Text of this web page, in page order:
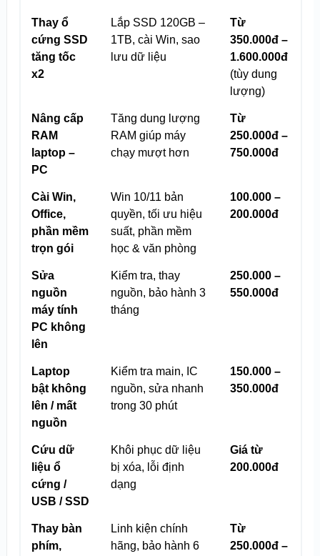
Thay ổ
cứng SSD
tăng tốc
x2
Lắp SSD 120GB –
1TB, cài Win, sao
lưu dữ liệu
Từ
350.000đ –
1.600.000đ
(tùy dung
lượng)
Nâng cấp
RAM
laptop –
PC
Tăng dung lượng
RAM giúp máy
chạy mượt hơn
Từ
250.000đ –
750.000đ
Cài Win,
Office,
phần mềm
trọn gói
Win 10/11 bản
quyền, tối ưu hiệu
suất, phần mềm
học & văn phòng
100.000 –
200.000đ
Sửa
nguồn
máy tính
PC không
lên
Kiểm tra, thay
nguồn, bảo hành 3
tháng
250.000 –
550.000đ
Laptop
bật không
lên / mất
nguồn
Kiểm tra main, IC
nguồn, sửa nhanh
trong 30 phút
150.000 –
350.000đ
Cứu dữ
liệu ổ
cứng /
USB / SSD
Khôi phục dữ liệu
bị xóa, lỗi định
dạng
Giá từ
200.000đ
Thay bàn
phím,
Linh kiện chính
hãng, bảo hành 6
Từ
250.000đ –